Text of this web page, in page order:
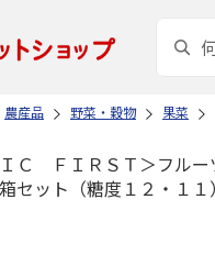
農産品 野菜・穀物 果菜